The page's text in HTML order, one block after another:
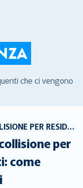
che ci vengono
ASSICURAZIONE DANNI DA COLLISIONE PER RESIDENTI NEGLI STATI UNITI: COME VENGONO PAGATI I SINISTRI
per
come